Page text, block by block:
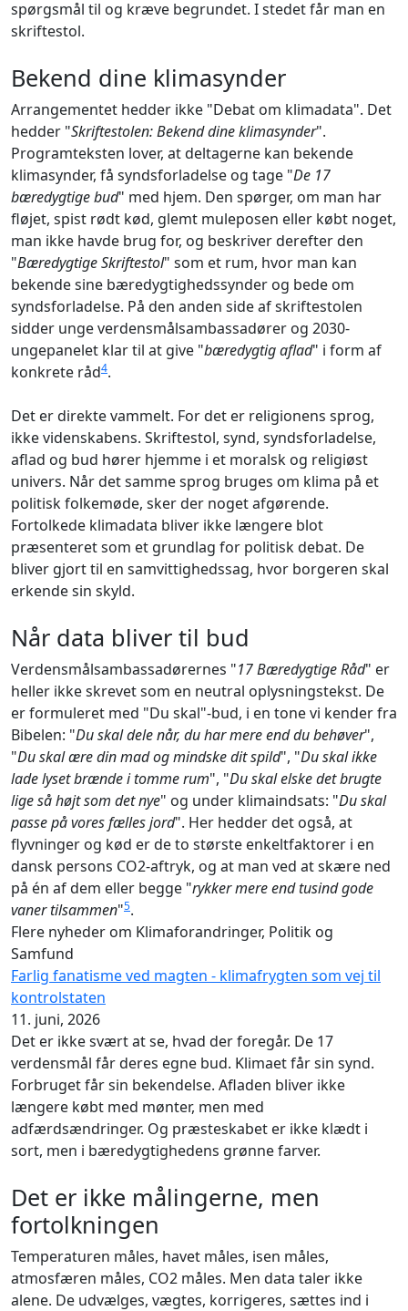
spørgsmål til og kræve begrundet. I stedet får man en
skriftestol.
Bekend dine klimasynder
Arrangementet hedder ikke "Debat om klimadata". Det
hedder "Skriftestolen: Bekend dine klimasynder".
Programteksten lover, at deltagerne kan bekende
klimasynder, få syndsforladelse og tage "De 17
bæredygtige bud" med hjem. Den spørger, om man har
fløjet, spist rødt kød, glemt muleposen eller købt noget,
man ikke havde brug for, og beskriver derefter den
"Bæredygtige Skriftestol" som et rum, hvor man kan
bekende sine bæredygtighedssynder og bede om
syndsforladelse. På den anden side af skriftestolen
sidder unge verdensmålsambassadører og 2030-
ungepanelet klar til at give "bæredygtig aflad" i form af
konkrete råd4.
Det er direkte vammelt. For det er religionens sprog,
ikke videnskabens. Skriftestol, synd, syndsforladelse,
aflad og bud hører hjemme i et moralsk og religiøst
univers. Når det samme sprog bruges om klima på et
politisk folkemøde, sker der noget afgørende.
Fortolkede klimadata bliver ikke længere blot
præsenteret som et grundlag for politisk debat. De
bliver gjort til en samvittighedssag, hvor borgeren skal
erkende sin skyld.
Når data bliver til bud
Verdensmålsambassadørernes "17 Bæredygtige Råd" er
heller ikke skrevet som en neutral oplysningstekst. De
er formuleret med "Du skal"-bud, i en tone vi kender fra
Bibelen: "Du skal dele når, du har mere end du behøver",
"Du skal ære din mad og mindske dit spild", "Du skal ikke
lade lyset brænde i tomme rum", "Du skal elske det brugte
lige så højt som det nye" og under klimaindsats: "Du skal
passe på vores fælles jord". Her hedder det også, at
flyvninger og kød er de to største enkeltfaktorer i en
dansk persons CO2-aftryk, og at man ved at skære ned
på én af dem eller begge "rykker mere end tusind gode
vaner tilsammen"5.
Flere nyheder om Klimaforandringer, Politik og
Samfund
Farlig fanatisme ved magten - klimafrygten som vej til
kontrolstaten
11. juni, 2026
Det er ikke svært at se, hvad der foregår. De 17
verdensmål får deres egne bud. Klimaet får sin synd.
Forbruget får sin bekendelse. Afladen bliver ikke
længere købt med mønter, men med
adfærdsændringer. Og præsteskabet er ikke klædt i
sort, men i bæredygtighedens grønne farver.
Det er ikke målingerne, men
fortolkningen
Temperaturen måles, havet måles, isen måles,
atmosfæren måles, CO2 måles. Men data taler ikke
alene. De udvælges, vægtes, korrigeres, sættes ind i